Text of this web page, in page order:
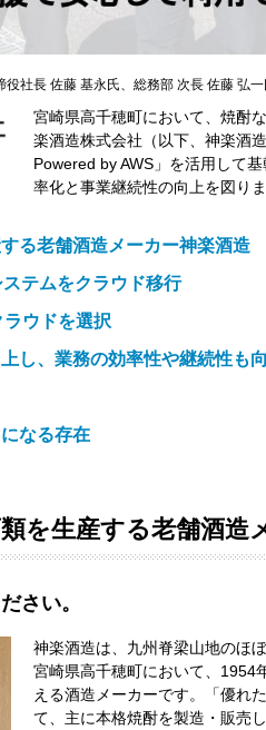
社長 佐藤 基永氏、総務部 次長 佐藤 弘一
宮崎県高千穂町において、焼酎
楽酒造株式会社（以下、神楽酒
Powered by AWS」を活用して
率化と事業継続性の向上を図りま
る老舗酒造メーカー神楽酒造
テムをクラウド移行
ウドを選択
し、業務の効率性や継続性も
なる存在
を生産する老舗酒造
さい。
神楽酒造は、九州脊梁山地のほ
宮崎県高千穂町において、1954
える酒造メーカーです。「優れ
て、主に本格焼酎を製造・販売